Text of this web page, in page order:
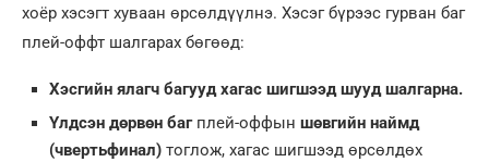
хоёр хэсэгт хуваан өрсөлдүүлнэ. Хэсэг бүрээс гурван баг
плей-оффт шалгарах бөгөөд:
Хэсгийн ялагч багууд хагас шигшээд шууд шалгарна.
Үлдсэн дөрвөн багплей-оффын шөвгийн наймд
(чвертьфинал) тоглож, хагас шигшээд өрсөлдөх